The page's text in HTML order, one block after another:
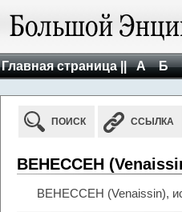
Главная страница || А Б
ПОИСК ССЫЛКА
ВЕНЕССЕН
ВЕНЕССЕН (Venaissin),